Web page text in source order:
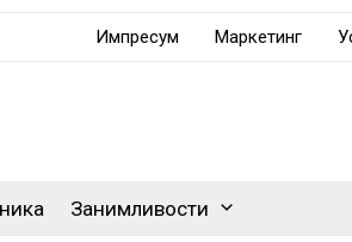
Импресум Маркетинг
Занимливости